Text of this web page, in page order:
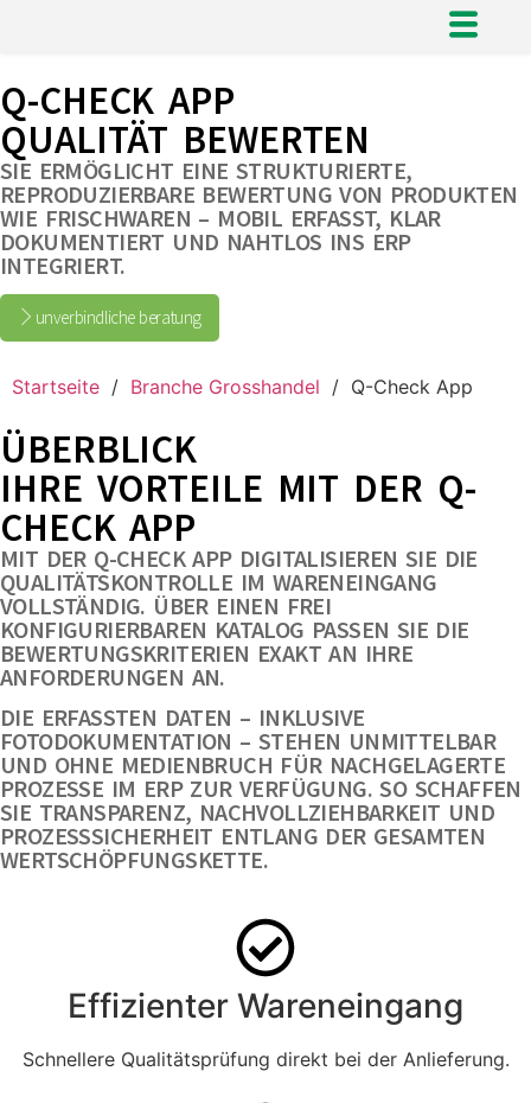
Q-CHECK APP
QUALITÄT BEWERTEN
SIE ERMÖGLICHT EINE STRUKTURIERTE,
REPRODUZIERBARE BEWERTUNG VON PRODUKTEN
WIE FRISCHWAREN – MOBIL ERFASST, KLAR
DOKUMENTIERT UND NAHTLOS INS ERP
INTEGRIERT.
unverbindliche beratung
Startseite / Branche Grosshandel / Q-Check App
ÜBERBLICK
IHRE VORTEILE MIT DER Q-
CHECK APP
MIT DER Q-CHECK APP DIGITALISIEREN SIE DIE
QUALITÄTSKONTROLLE IM WARENEINGANG
VOLLSTÄNDIG. ÜBER EINEN FREI
KONFIGURIERBAREN KATALOG PASSEN SIE DIE
BEWERTUNGSKRITERIEN EXAKT AN IHRE
ANFORDERUNGEN AN.
DIE ERFASSTEN DATEN – INKLUSIVE
FOTODOKUMENTATION – STEHEN UNMITTELBAR
UND OHNE MEDIENBRUCH FÜR NACHGELAGERTE
PROZESSE IM ERP ZUR VERFÜGUNG. SO SCHAFFEN
SIE TRANSPARENZ, NACHVOLLZIEHBARKEIT UND
PROZESSSICHERHEIT ENTLANG DER GESAMTEN
WERTSCHÖPFUNGSKETTE.
Effizienter Wareneingang
Schnellere Qualitätsprüfung direkt bei der Anlieferung.